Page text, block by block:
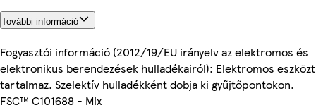
További információ
Fogyasztói információ (2012/19/EU irányelv az elektromos és
elektronikus berendezések hulladékairól): Elektromos eszközt
tartalmaz. Szelektív hulladékként dobja ki gyűjtőpontokon.
FSC™ C101688 - Mix